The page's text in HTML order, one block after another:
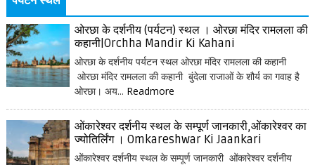
ओरछा के दर्शनीय (पर्यटन) स्थल । ओरछा मंदिर रामलला की
कहानी|Orchha Mandir Ki Kahani
ओरछा के दर्शनीय पर्यटन स्थल ओरछा मंदिर रामलला की कहानी
ओरछा मंदिर रामलला की कहानी बुंदेला राजाओं के शौर्य का गवाह है
ओरछा। अय... Readmore
ओंकारेश्वर दर्शनीय स्थल के सम्पूर्ण जानकारी,ओंकारेश्वर का
ज्योतिर्लिंग । Omkareshwar Ki Jaankari
ओंकारेश्वर दर्शनीय स्थल के सम्पूर्ण जानकारी ओंकारेश्वर दर्शनीय